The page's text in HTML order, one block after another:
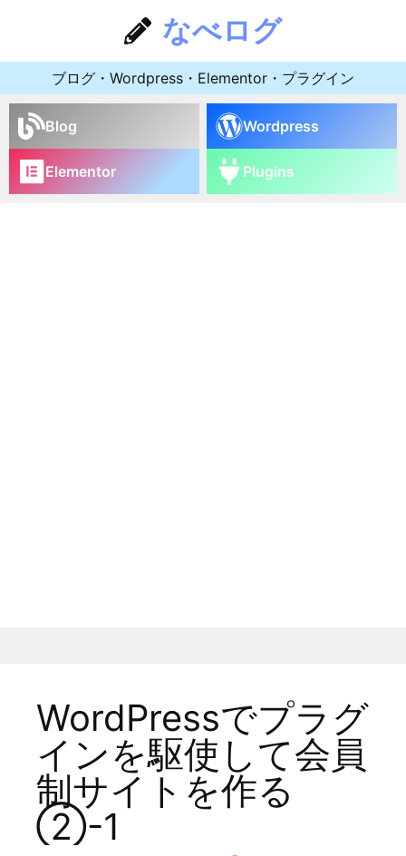
なべログ
ブログ・Wordpress・Elementor・プラグイン
Blog Wordpress
Elementor Plugins
WordPressでプラグ
インを駆使して会員
制サイトを作る
②-1